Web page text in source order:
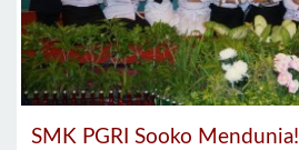
SMK PGRI Sooko Mendunia!